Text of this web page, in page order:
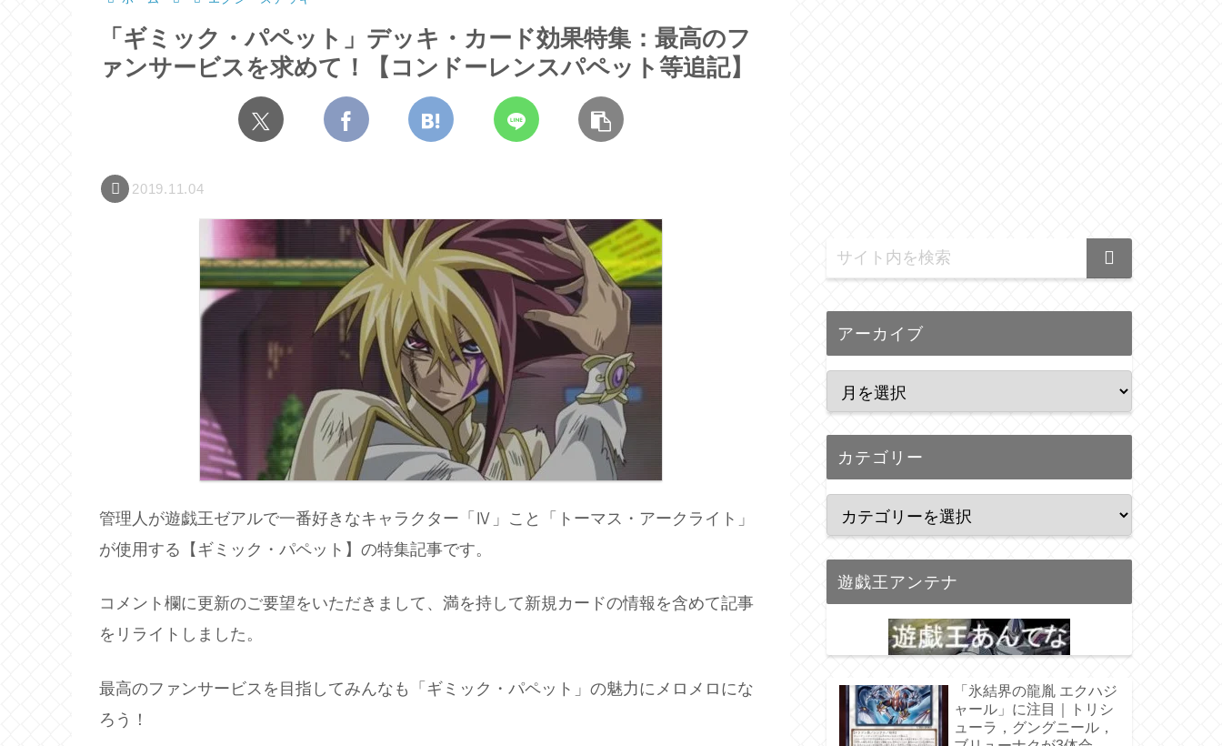
「ギミック・パペット」デッキ・カード効果特集：最高のフ
ァンサービスを求めて！【コンドーレンスパペット等追記】
2019.11.04
管理人が遊戯王ゼアルで一番好きなキャラクター「Ⅳ」こと「トーマス・アークライト」
が使用する【ギミック・パペット】の特集記事です。
コメント欄に更新のご要望をいただきまして、満を持して新規カードの情報を含めて記事
をリライトしました。
最高のファンサービスを目指してみんなも「ギミック・パペット」の魅力にメロメロにな
ろう！
アーカイブ
カテゴリー
遊戯王アンテナ
「氷結界の龍胤 エクハジ
ャール」に注目｜トリシ
ューラ，グングニール，